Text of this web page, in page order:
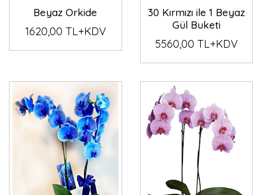
Beyaz Orkide
1620,00 TL+KDV
30 Kırmızı ile 1 Beyaz
Gül Buketi
5560,00 TL+KDV